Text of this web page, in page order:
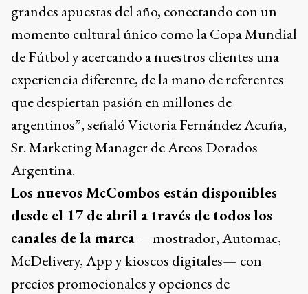
grandes apuestas del año, conectando con un
momento cultural único como la Copa Mundial
de Fútbol y acercando a nuestros clientes una
experiencia diferente, de la mano de referentes
que despiertan pasión en millones de
argentinos”, señaló Victoria Fernández Acuña,
Sr. Marketing Manager de Arcos Dorados
Argentina.
Los nuevos McCombos están disponibles
desde el 17 de abril a través de todos los
canales de la marca —mostrador, Automac,
McDelivery, App y kioscos digitales— con
precios promocionales y opciones de